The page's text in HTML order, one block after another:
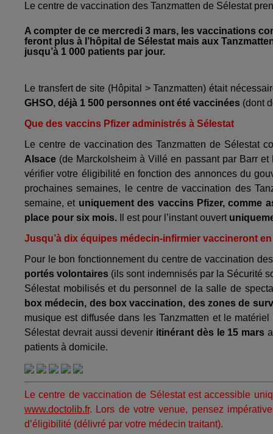
Le centre de vaccination des Tanzmatten de Sélestat
A compter de ce mercredi 3 mars, les vaccinations
feront plus à l’hôpital de Sélestat mais aux
jusqu’à 1 000 patients par jour.
Le transfert de site (Hôpital > Tanzmatten) était
GHSO, déjà 1 500 personnes ont été vaccinées (dont
Que des vaccins Pfizer administrés à Sélestat
Le centre de vaccination des Tanzmatten de Sélestat
Alsace (de Marckolsheim à Villé en passant par Barr
vérifier votre éligibilité en fonction des annonces du
prochaines semaines, le centre de vaccination des
semaine, etuniquement des vaccins Pfizer, comme
place pour six mois. Il est pour l’instant ouvert
Jusqu’à dix équipes médecin-infirmier vaccineront
Pour le bon fonctionnement du centre de vaccination
portés volontaires (ils sont indemnisés par la Sécurité
Sélestat mobilisés et du personnel de la salle de
box médecin, des box vaccination, des zones de
musique est diffusée dans les Tanzmatten et le
Sélestat devrait aussi devenir itinérant dès le 15 mars
patients à domicile.
Le centre de vaccination de Sélestat est accessible
www.doctolib.fr. Lors de votre venue, pensez
d’éligibilité (délivré par votre médecin traitant).